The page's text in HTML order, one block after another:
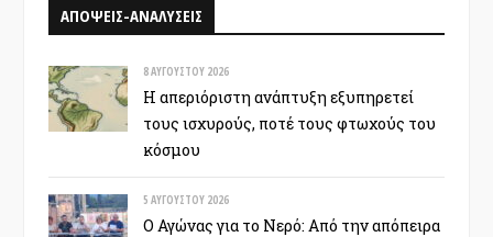
ΑΠΟΨΕΙΣ-ΑΝΑΛΥΣΕΙΣ
8 ΑΥΓΟΎΣΤΟΥ 2026
Η απεριόριστη ανάπτυξη εξυπηρετεί
τους ισχυρούς, ποτέ τους φτωχούς του
κόσμου
5 ΑΥΓΟΎΣΤΟΥ 2026
Ο Αγώνας για το Νερό: Από την απόπειρα